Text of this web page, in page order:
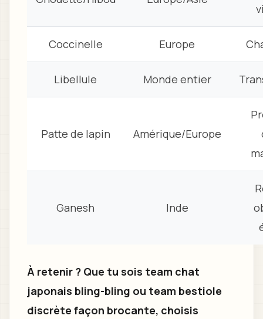
Coccinelle Europe
Libellule Monde entier
Patte de lapin Amérique/Europe
Ganesh Inde
À retenir ? Que tu sois team chat
japonais bling-bling ou team bestiole
discrète façon brocante, choisis